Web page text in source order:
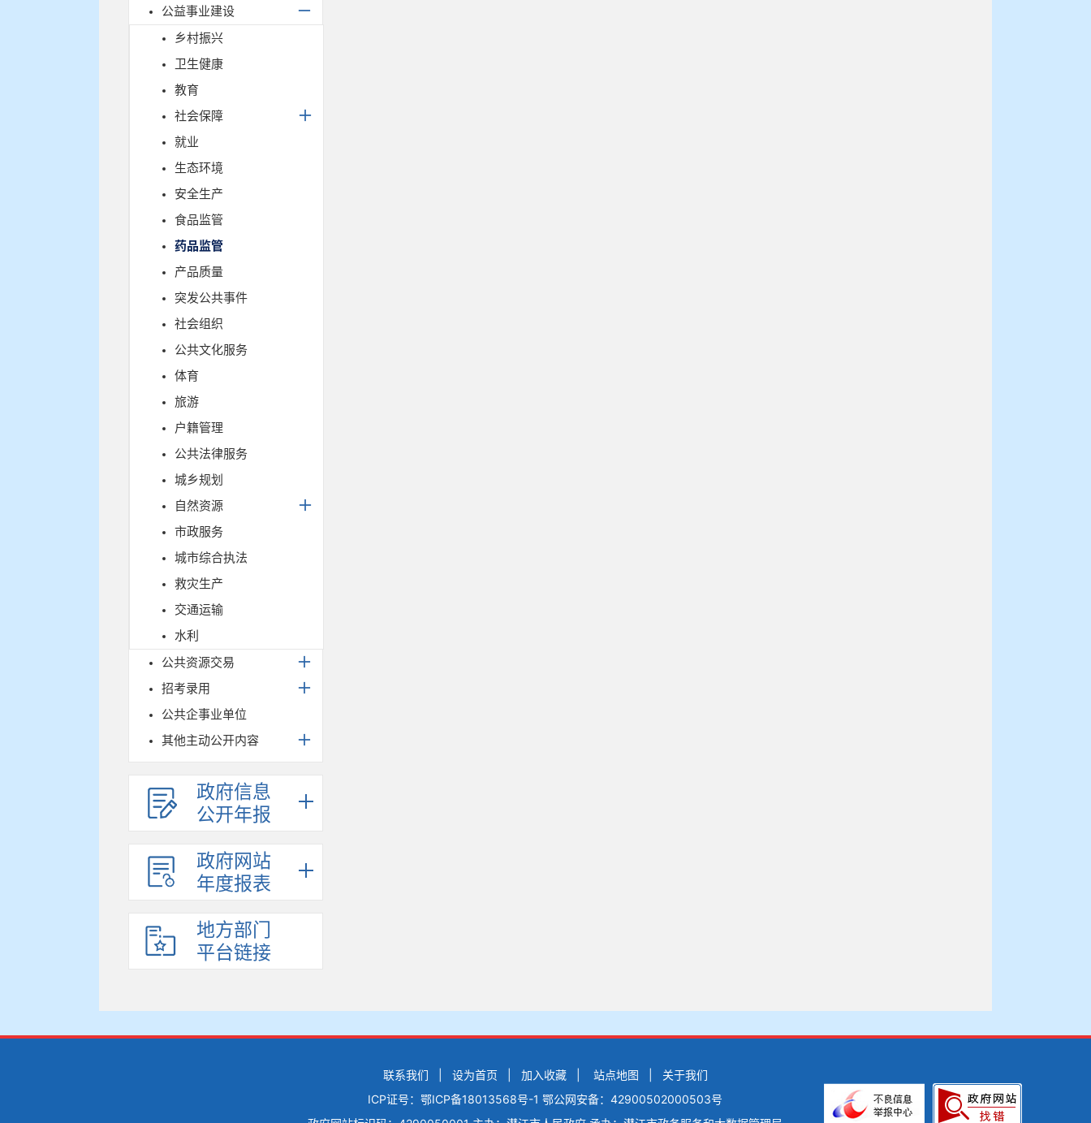
公益事业建设
乡村振兴
卫生健康
教育
社会保障
就业
生态环境
安全生产
食品监管
药品监管
产品质量
突发公共事件
社会组织
公共文化服务
体育
旅游
户籍管理
公共法律服务
城乡规划
自然资源
市政服务
城市综合执法
救灾生产
交通运输
水利
公共资源交易
招考录用
公共企事业单位
其他主动公开内容
政府信息
公开年报
政府网站
年度报表
地方部门
平台链接
联系我们 设为首页 加入收藏 站点地图
关于我们
ICP证号：鄂ICP备18013568号-1鄂公网安备：42900502000503号